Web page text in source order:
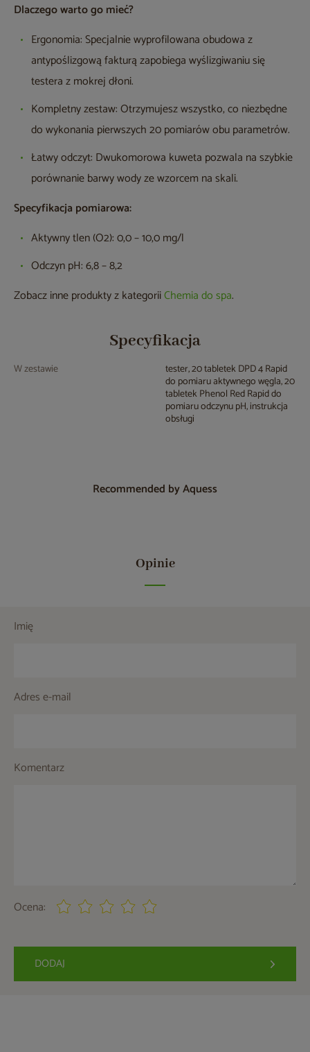
Dlaczego warto go mieć?
Ergonomia: Specjalnie wyprofilowana obudowa z
antypoślizgową fakturą zapobiega wyślizgiwaniu się
testera z mokrej dłoni.
Kompletny zestaw: Otrzymujesz wszystko, co niezbędne
do wykonania pierwszych 20 pomiarów obu parametrów.
Łatwy odczyt: Dwukomorowa kuweta pozwala na szybkie
porównanie barwy wody ze wzorcem na skali.
Specyfikacja pomiarowa:
Aktywny tlen (O2): 0,0 – 10,0 mg/l
Odczyn pH: 6,8 – 8,2
Zobacz inne produkty z kategoriiChemia do spa.
Specyfikacja
W zestawie tester, 20 tabletek DPD 4 Rapid
do pomiaru aktywnego węgla, 20
tabletek Phenol Red Rapid do
pomiaru odczynu pH, instrukcja
obsługi
Recommended by Aquess
Opinie
Imię
Adres e-mail
Komentarz
Ocena:
DODAJ